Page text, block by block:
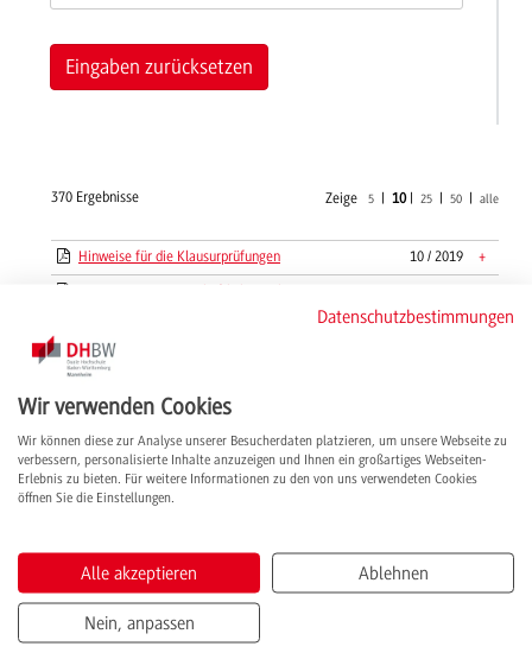
Eingaben zurücksetzen
370 Ergebnisse Zeige 5| 10| 25| 50| alle
Hinweise für die Klausurprüfungen 10 / 2019 +
Hinweise zur Einsicht in Klausuren und
Projektarbeiten BWL-Bank
Hygieneregeln
IMBIT-Rahmenbedingungen zum
Auslandsstudium, Stand März 2021
03 / 2021 +
Immatrikulation - Anlage Vorherige
Studienzeiten zum Antrag auf Immatrikulation
Immatrikulation - Informationen zum
Online-Antrag
04 / 2020
Info-Flyer Angewandte Gesundheits- und
Datenschutzbestimmungen
Wir verwenden Cookies
Wir können diese zur Analyse unserer Besucherdaten platzieren, um unsere Webseite zu
verbessern, personalisierte Inhalte anzuzeigen und Ihnen ein großartiges Webseiten-
Erlebnis zu bieten. Für weitere Informationen zu den von uns verwendeten Cookies
öffnen Sie die Einstellungen.
Alle akzeptieren Ablehnen
Nein, anpassen